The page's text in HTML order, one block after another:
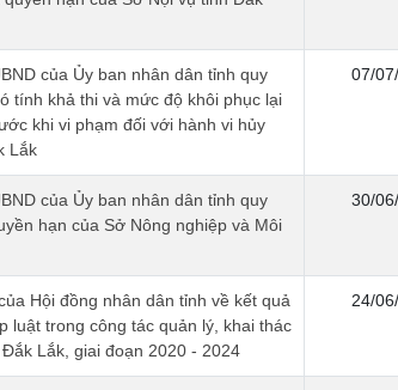
của Ủy ban nhân dân tỉnh quy
tính khả thi và mức độ khôi phục lại
khi vi phạm đối với hành vi hủy
Lắk
07/
của Ủy ban nhân dân tỉnh quy
hạn của Sở Nông nghiệp và Môi
30/
Hội đồng nhân dân tỉnh về kết quả
luật trong công tác quản lý, khai thác
Lắk, giai đoạn 2020 - 2024
24/